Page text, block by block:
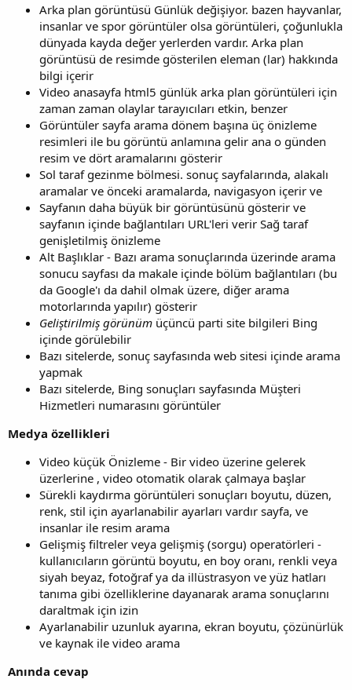
r
h
i
Arka plan görüntüsü Günlük değişiyor. bazen hayvanlar,
insanlar ve spor görüntüler olsa görüntüleri, çoğunlukla
dünyada kayda değer yerlerden vardır. Arka plan
görüntüsü de resimde gösterilen eleman (lar) hakkında
bilgi içerir
Video anasayfa html5 günlük arka plan görüntüleri için
zaman zaman olaylar tarayıcıları etkin, benzer
Görüntüler sayfa arama dönem başına üç önizleme
resimleri ile bu görüntü anlamına gelir ana o günden
resim ve dört aramalarını gösterir
Sol taraf gezinme bölmesi. sonuç sayfalarında, alakalı
aramalar ve önceki aramalarda, navigasyon içerir ve
Sayfanın daha büyük bir görüntüsünü gösterir ve
sayfanın içinde bağlantıları URL'leri verir Sağ taraf
genişletilmiş önizleme
Alt Başlıklar - Bazı arama sonuçlarında üzerinde arama
sonucu sayfası da makale içinde bölüm bağlantıları (bu
da Google'ı da dahil olmak üzere, diğer arama
motorlarında yapılır) gösterir
Geliştirilmiş görünüm üçüncü parti site bilgileri Bing
içinde görülebilir
Bazı sitelerde, sonuç sayfasında web sitesi içinde arama
yapmak
Bazı sitelerde, Bing sonuçları sayfasında Müşteri
Hizmetleri numarasını görüntüler
Medya özellikleri
Video küçük Önizleme - Bir video üzerine gelerek
üzerlerine , video otomatik olarak çalmaya başlar
Sürekli kaydırma görüntüleri sonuçları boyutu, düzen,
renk, stil için ayarlanabilir ayarları vardır sayfa, ve
insanlar ile resim arama
Gelişmiş filtreler veya gelişmiş (sorgu) operatörleri -
kullanıcıların görüntü boyutu, en boy oranı, renkli veya
siyah beyaz, fotoğraf ya da illüstrasyon ve yüz hatları
tanıma gibi özelliklerine dayanarak arama sonuçlarını
daraltmak için izin
Ayarlanabilir uzunluk ayarına, ekran boyutu, çözünürlük
ve kaynak ile video arama
Anında cevap